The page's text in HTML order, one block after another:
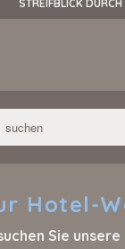
STREIFBLICK
Hotel-
Sie